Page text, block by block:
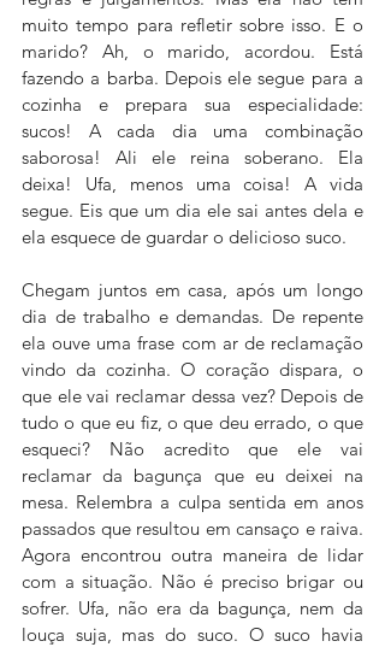
muito tempo para refletir sobre isso. E o
marido? Ah, o marido, acordou. Está
fazendo a barba. Depois ele segue para a
cozinha e prepara sua especialidade:
sucos! A cada dia uma combinação
saborosa! Ali ele reina soberano. Ela
deixa! Ufa, menos uma coisa! A vida
segue. Eis que um dia ele sai antes dela e
ela esquece de guardar o delicioso suco.
Chegam juntos em casa, após um longo
dia de trabalho e demandas. De repente
ela ouve uma frase com ar de reclamação
vindo da cozinha. O coração dispara, o
que ele vai reclamar dessa vez? Depois de
tudo o que eu fiz, o que deu errado, o que
esqueci? Não acredito que ele vai
reclamar da bagunça que eu deixei na
mesa. Relembra a culpa sentida em anos
passados que resultou em cansaço e raiva.
Agora encontrou outra maneira de lidar
com a situação. Não é preciso brigar ou
sofrer. Ufa, não era da bagunça, nem da
louça suja, mas do suco. O suco havia